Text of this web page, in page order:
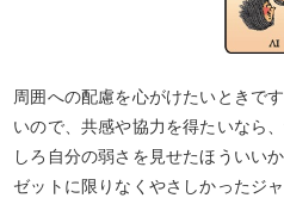
周囲への配慮を心がけたいときで
いので、共感や協力を得たいなら
しろ自分の弱さを見せたほういい
ゼットに限りなくやさしかったジ